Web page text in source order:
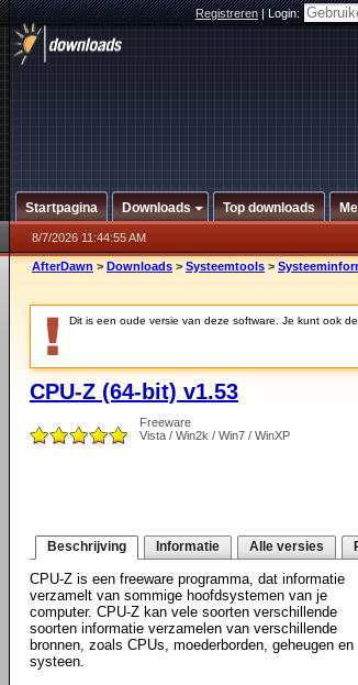
Registreren|Login:
Startpagina Downloads Top downloads
8/7/2026 11:44:55 AM
AfterDawn > Downloads > Systeemtools >
Dit is een oude versie van deze software. Je kunt ook de
CPU-Z (64-bit) v1.53
Freeware
Vista / Win2k / Win7 / WinXP
Beschrijving Informatie Alle versies
CPU-Z is een freeware programma, dat informatie
verzamelt van sommige hoofdsystemen van je
computer. CPU-Z kan vele soorten verschillende
soorten informatie verzamelen van verschillende
bronnen, zoals CPUs, moederborden, geheugen en
systeen.